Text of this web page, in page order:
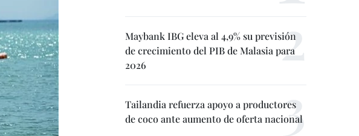
Maybank IBG eleva al 4,9% su previsión
de crecimiento del PIB de Malasia para
2026
Tailandia refuerza apoyo a productores
de coco ante aumento de oferta nacional